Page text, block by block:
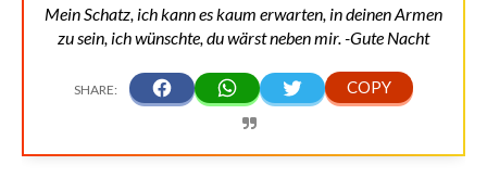
Mein Schatz, ich kann es kaum erwarten, in deinen Armen
zu sein, ich wünschte, du wärst neben mir. -Gute Nacht